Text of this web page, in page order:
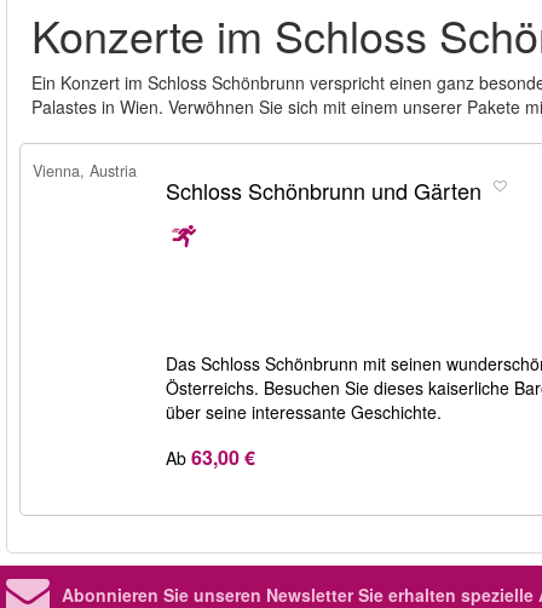
Konzerte im Schloss
Ein Konzert im Schloss Schönbrunn verspricht einen ganz
Palastes in Wien. Verwöhnen Sie sich mit einem unserer Pakete
Vienna, Austria
Schloss Schönbrunn und Gärten
Das Schloss Schönbrunn mit seinen
Österreichs. Besuchen Sie dieses kaiserliche
über seine interessante Geschichte.
Ab 63,00 €
Abonnieren Sie unseren NewsletterSie erhalten spezielle